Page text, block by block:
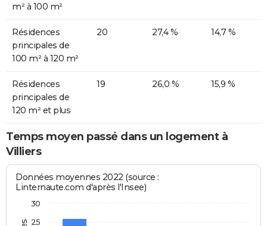
m² à 100 m²
Résidences
principales de
100 m² à 120 m²
20 27,4 % 14,7 %
Résidences
principales de
120 m² et plus
19 26,0 % 15,9 %
Temps moyen passé dans un logement à
Villiers
Données moyennes 2022 (source :
Linternaute.com d'après l'Insee)
25
30